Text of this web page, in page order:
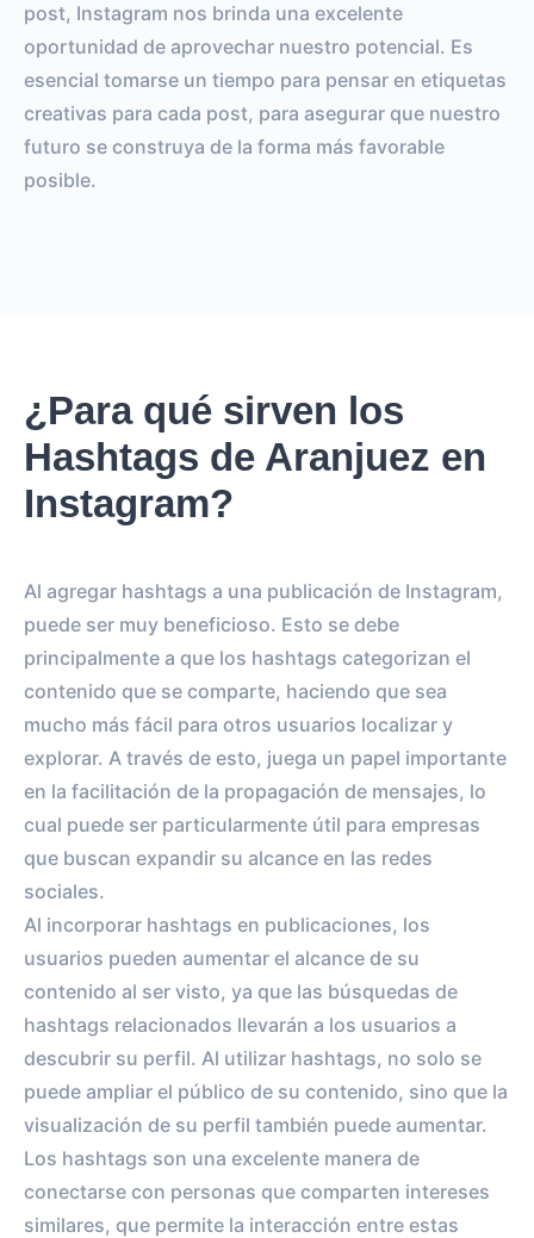
post, Instagram nos brinda una excelente
oportunidad de aprovechar nuestro potencial. Es
esencial tomarse un tiempo para pensar en etiquetas
creativas para cada post, para asegurar que nuestro
futuro se construya de la forma más favorable
posible.
¿Para qué sirven los
Hashtags de Aranjuez en
Instagram?
Al agregar hashtags a una publicación de Instagram,
puede ser muy beneficioso. Esto se debe
principalmente a que los hashtags categorizan el
contenido que se comparte, haciendo que sea
mucho más fácil para otros usuarios localizar y
explorar. A través de esto, juega un papel importante
en la facilitación de la propagación de mensajes, lo
cual puede ser particularmente útil para empresas
que buscan expandir su alcance en las redes
sociales.
Al incorporar hashtags en publicaciones, los
usuarios pueden aumentar el alcance de su
contenido al ser visto, ya que las búsquedas de
hashtags relacionados llevarán a los usuarios a
descubrir su perfil. Al utilizar hashtags, no solo se
puede ampliar el público de su contenido, sino que la
visualización de su perfil también puede aumentar.
Los hashtags son una excelente manera de
conectarse con personas que comparten intereses
similares, que permite la interacción entre estas